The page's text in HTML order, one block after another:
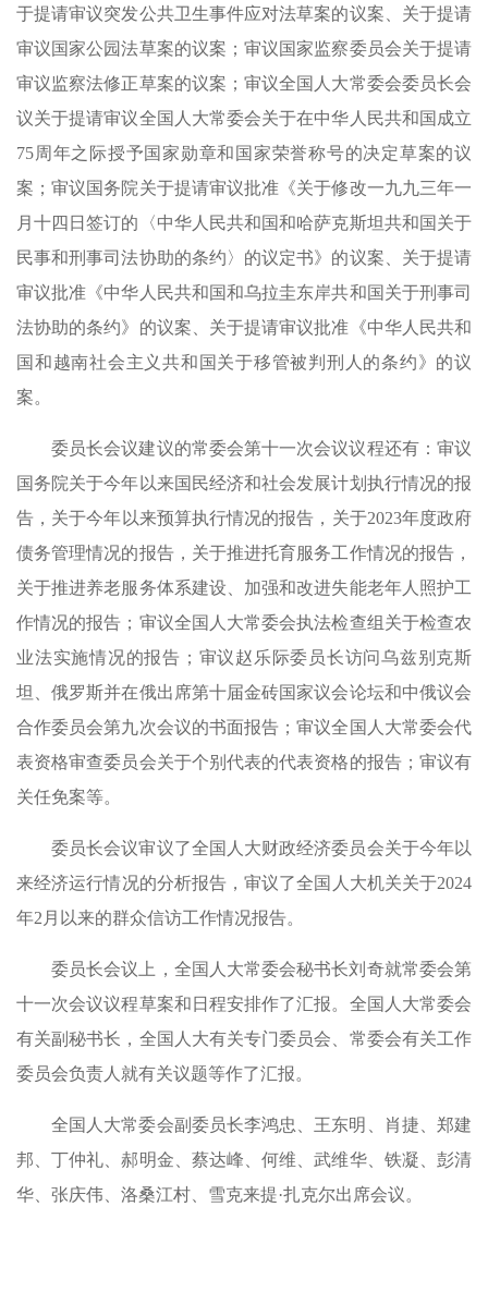
于提请审议突发公共卫生事件应对法草案的议案、关于提请
审议国家公园法草案的议案；审议国家监察委员会关于提请
审议监察法修正草案的议案；审议全国人大常委会委员长会
议关于提请审议全国人大常委会关于在中华人民共和国成立
75周年之际授予国家勋章和国家荣誉称号的决定草案的议
案；审议国务院关于提请审议批准《关于修改一九九三年一
月十四日签订的〈中华人民共和国和哈萨克斯坦共和国关于
民事和刑事司法协助的条约〉的议定书》的议案、关于提请
审议批准《中华人民共和国和乌拉圭东岸共和国关于刑事司
法协助的条约》的议案、关于提请审议批准《中华人民共和
国和越南社会主义共和国关于移管被判刑人的条约》的议
案。
委员长会议建议的常委会第十一次会议议程还有：审议
国务院关于今年以来国民经济和社会发展计划执行情况的报
告，关于今年以来预算执行情况的报告，关于2023年度政府
债务管理情况的报告，关于推进托育服务工作情况的报告，
关于推进养老服务体系建设、加强和改进失能老年人照护工
作情况的报告；审议全国人大常委会执法检查组关于检查农
业法实施情况的报告；审议赵乐际委员长访问乌兹别克斯
坦、俄罗斯并在俄出席第十届金砖国家议会论坛和中俄议会
合作委员会第九次会议的书面报告；审议全国人大常委会代
表资格审查委员会关于个别代表的代表资格的报告；审议有
关任免案等。
委员长会议审议了全国人大财政经济委员会关于今年以
来经济运行情况的分析报告，审议了全国人大机关关于2024
年2月以来的群众信访工作情况报告。
委员长会议上，全国人大常委会秘书长刘奇就常委会第
十一次会议议程草案和日程安排作了汇报。全国人大常委会
有关副秘书长，全国人大有关专门委员会、常委会有关工作
委员会负责人就有关议题等作了汇报。
全国人大常委会副委员长李鸿忠、王东明、肖捷、郑建
邦、丁仲礼、郝明金、蔡达峰、何维、武维华、铁凝、彭清
华、张庆伟、洛桑江村、雪克来提·扎克尔出席会议。